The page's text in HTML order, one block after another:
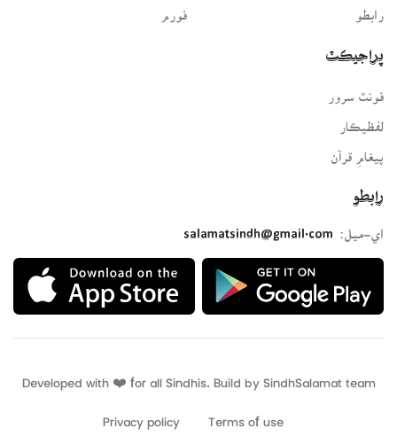
رابطو فورم
پراجيڪٽ
فونٽ سرور
لفظيڪار
پيغامِ قرآن
رابطو
اي-ميل:
salamatsindh@gmail.com
Developed with ❤️ for all Sindhis. Build by
Terms of use